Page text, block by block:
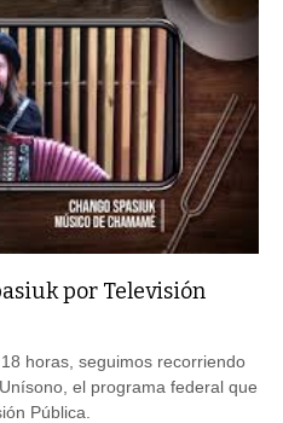
por Televisión
horas, seguimos recorriendo
el programa federal que
Pública.